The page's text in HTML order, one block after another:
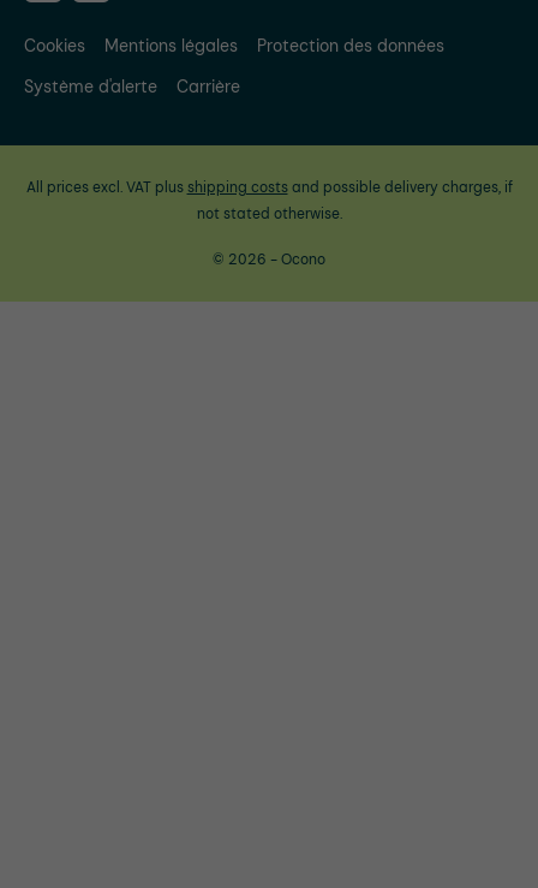
Cookies Mentions légales
Protection des données
Système d'alerte
Carrière
All prices excl. VAT plus shipping costsand possible delivery charges, if
not stated otherwise.
© 2026 - Ocono